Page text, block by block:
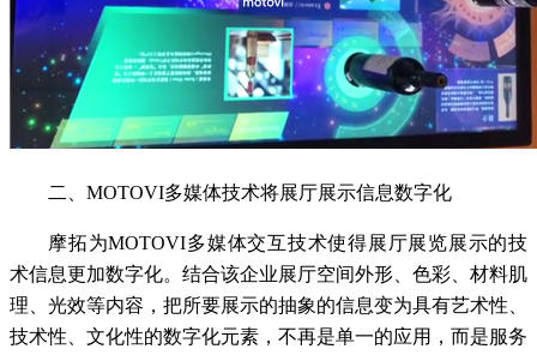
二、MOTOVI多媒体技术将展厅展示信息数字化
摩拓为MOTOVI多媒体交互技术使得展厅展览展示的技
术信息更加数字化。结合该企业展厅空间外形、色彩、材料肌
理、光效等内容，把所要展示的抽象的信息变为具有艺术性、
技术性、文化性的数字化元素，不再是单一的应用，而是服务